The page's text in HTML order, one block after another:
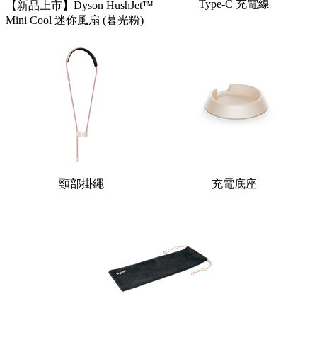
【新品上市】Dyson HushJet™
Mini Cool 迷你風扇 (暮光粉)
Type-C 充電線
頸部掛繩 充電底座